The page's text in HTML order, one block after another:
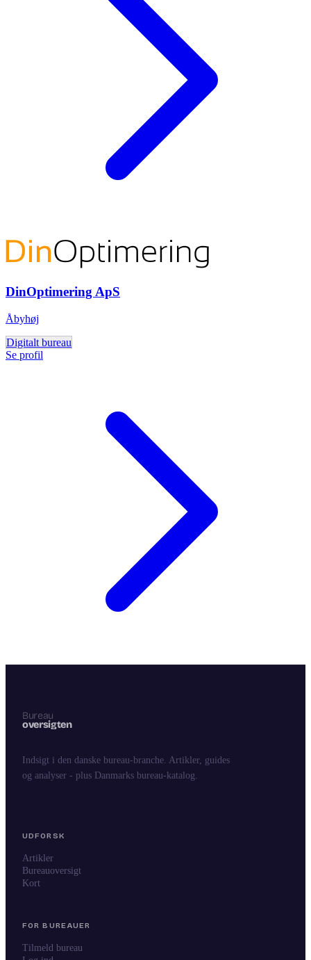
DinOptimering ApS
Åbyhøj
Digitalt bureau
Se profil
Indsigt i den danske bureau-branche. Artikler, guides
og analyser - plus Danmarks bureau-katalog.
UDFORSK
Artikler
Bureauoversigt
Kort
FOR BUREAUER
Tilmeld bureau